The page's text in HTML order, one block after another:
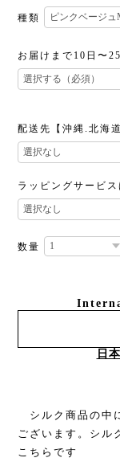
種類
お届けまで10日〜
配送先【沖縄.北海
ラッピングサービ
数量
日
シルク商品の中
ございます。シル
こちらです